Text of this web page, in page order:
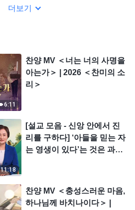
더보기
6:11
찬양 MV ＜너는 너의 사명을
아는가＞ | 2026 ＜찬미의 소
리＞
11:18
[설교 모음 - 신앙 안에서 진
리를 구하다] ‘아들을 믿는 자
는 영생이 있다’는 것은 과연
찬양 MV ＜충성스러운 마음,
하나님께 바치나이다＞ |